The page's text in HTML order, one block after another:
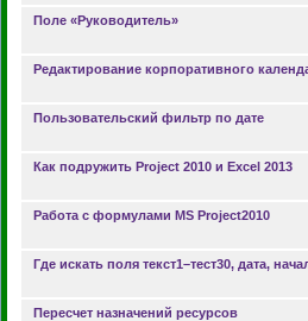
Поле «Руководитель»
Редактирование корпоративного
Пользовательский фильтр по дате
Как подружить Project 2010 и Excel 2013
Работа с формулами MS Project2010
Где искать поля текст1–тест30, дата,
Пересчет назначений ресурсов